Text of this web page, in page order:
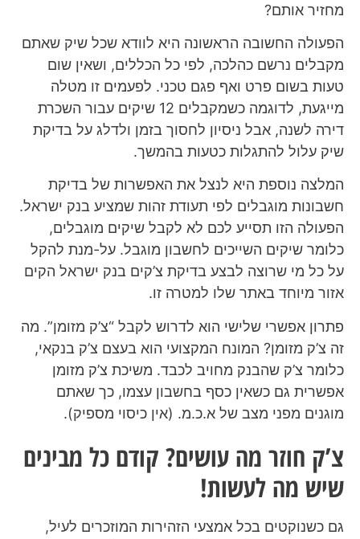
מחזיר אותם?
הפעולה החשובה הראשונה היא לוודא שכל שיק שאתם
מקבלים נרשם כהלכה, לפי כל הכללים, ושאין שום
טעות בשום פרט ואף פגם טכני. לפעמים זו מטלה
מייגעת, לדוגמה כשמקבלים 12 שיקים עבור השכרת
דירה לשנה, אבל ניסיון לחסוך בזמן ולדלג על בדיקת
שיק עלול להתגלות כטעות בהמשך.
המלצה נוספת היא לנצל את האפשרות של בדיקת
חשבונות מוגבלים לפי תעודת זהות שמציע בנק ישראל.
הפעולה הזו תסייע לכם לא לקבל שיקים מוגבלים,
כלומר שיקים השייכים לחשבון מוגבל. על-מנת להקל
על כל מי שרוצה לבצע בדיקת צ’קים בנק ישראל הקים
אזור מיוחד באתר שלו למטרה זו.
פתרון אפשרי שלישי הוא לדרוש לקבל “צ’ק מזומן”. מה
זה צ’ק מזומן? המונח המקצועי הוא בעצם צ’ק בנקאי,
כלומר צ’ק שהבנק מחויב לכבד. משיכת צ’ק מזומן
אפשרית גם כשאין כסף בחשבון עצמו, כך שאתם
מוגנים מפני מצב של א.כ.מ. (אין כיסוי מספיק).
צ’ק חוזר מה עושים? קודם כל מבינים
שיש מה לעשות!
גם כשנוקטים בכל אמצעי הזהירות המוזכרים לעיל,